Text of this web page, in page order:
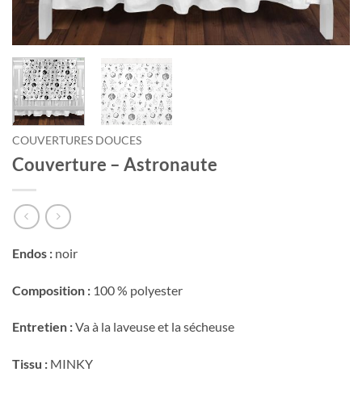
COUVERTURES DOUCES
Couverture – Astronaute
Endos : noir
Composition : 100 % polyester
Entretien :Va à la laveuse et la sécheuse
Tissu : MINKY
Courriel
*
Nom
*
de
naissance
Cliquez
ici
obtenir